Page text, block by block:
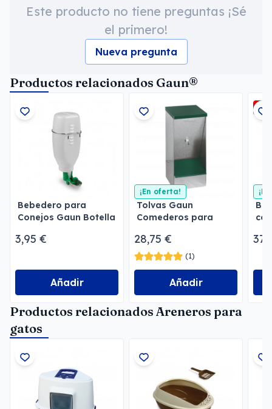
Este producto no tiene preguntas ¡Sé
el primero!
Nueva pregunta
Productos relacionados Gaun®
Bebedero para
Conejos Gaun Botella
3,95 €
Añadir
¡En oferta!
Tolvas Gaun
Comederos para
28,75 €
(1)
Añadir
-
Productos relacionados Areneros para
gatos